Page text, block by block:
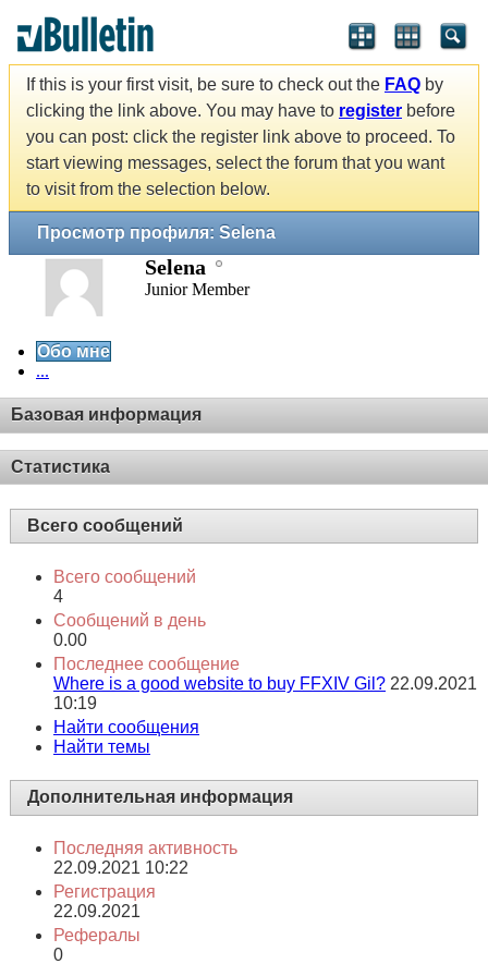
If this is your first visit, be sure to check out the FAQ by
clicking the link above. You may have to register before
you can post: click the register link above to proceed. To
start viewing messages, select the forum that you want
to visit from the selection below.
Просмотр профиля: Selena
Selena
Junior Member
Обо мне
...
Базовая информация
Статистика
Всего сообщений
Всего сообщений
4
Сообщений в день
0.00
Последнее сообщение
Where is a good website to buy FFXIV Gil? 22.09.2021
10:19
Найти сообщения
Найти темы
Дополнительная информация
Последняя активность
22.09.2021 10:22
Регистрация
22.09.2021
Рефералы
0